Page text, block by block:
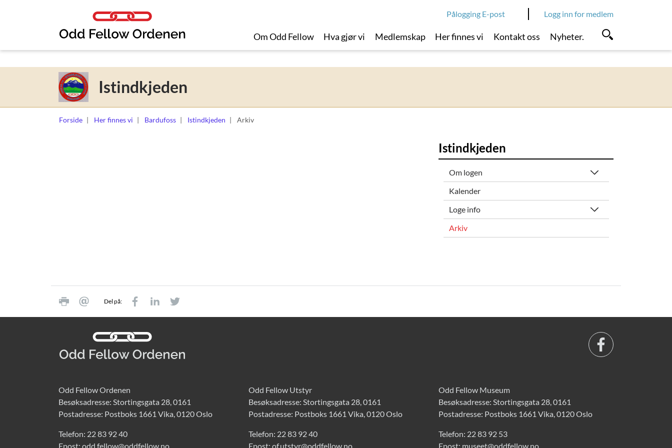
Logg inn for medlem
Pålogging E-post
Om Odd Fellow Hva gjør vi Medlemskap Her finnes vi Kontakt oss Nyheter.
Istindkjeden
Forside Her finnes vi Bardufoss Istindkjeden Arkiv
Istindkjeden
Om logen
Kalender
Loge info
Arkiv
Del på:
Odd Fellow Ordenen
Besøksadresse: Stortingsgata 28, 0161
Postadresse: Postboks 1661 Vika, 0120 Oslo
Telefon: 22 83 92 40
Epost: odd.fellow@oddfellow.no
Odd Fellow Utstyr
Besøksadresse: Stortingsgata 28, 0161
Postadresse: Postboks 1661 Vika, 0120 Oslo
Telefon: 22 83 92 40
Epost: of.utstyr@oddfellow.no
Odd Fellow Museum
Besøksadresse: Stortingsgata 28, 0161
Postadresse: Postboks 1661 Vika, 0120 Oslo
Telefon: 22 83 92 53
Epost: museet@oddfellow.no